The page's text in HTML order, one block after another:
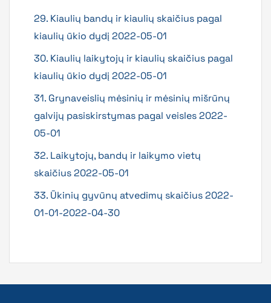
29. Kiaulių bandų ir kiaulių skaičius pagal
kiaulių ūkio dydį 2022-05-01
30. Kiaulių laikytojų ir kiaulių skaičius pagal
kiaulių ūkio dydį 2022-05-01
31. Grynaveislių mėsinių ir mėsinių mišrūnų
galvijų pasiskirstymas pagal veisles 2022-
05-01
32. Laikytojų, bandų ir laikymo vietų
skaičius 2022-05-01
33. Ūkinių gyvūnų atvedimų skaičius 2022-
01-01-2022-04-30